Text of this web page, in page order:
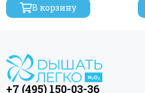
В корзину
+7 (495) 150-03-36